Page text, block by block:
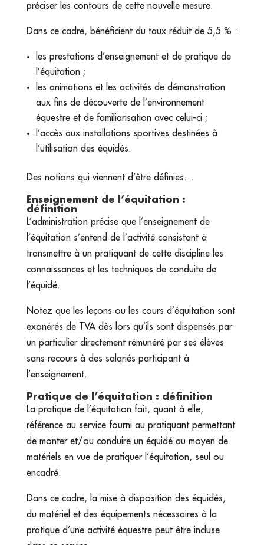
préciser les contours de cette nouvelle mesure.
Dans ce cadre, bénéficient du taux réduit de 5,5 % :
les prestations d’enseignement et de pratique de
l’équitation ;
les animations et les activités de démonstration
aux fins de découverte de l’environnement
équestre et de familiarisation avec celui-ci ;
l’accès aux installations sportives destinées à
l’utilisation des équidés.
Des notions qui viennent d’être définies…
Enseignement de l’équitation :
définition
L’administration précise que l’enseignement de
l’équitation s’entend de l’activité consistant à
transmettre à un pratiquant de cette discipline les
connaissances et les techniques de conduite de
l’équidé.
Notez que les leçons ou les cours d’équitation sont
exonérés de TVA dès lors qu’ils sont dispensés par
un particulier directement rémunéré par ses élèves
sans recours à des salariés participant à
l’enseignement.
Pratique de l’équitation : définition
La pratique de l’équitation fait, quant à elle,
référence au service fourni au pratiquant permettant
de monter et/ou conduire un équidé au moyen de
matériels en vue de pratiquer l’équitation, seul ou
encadré.
Dans ce cadre, la mise à disposition des équidés,
du matériel et des équipements nécessaires à la
pratique d’une activité équestre peut être incluse